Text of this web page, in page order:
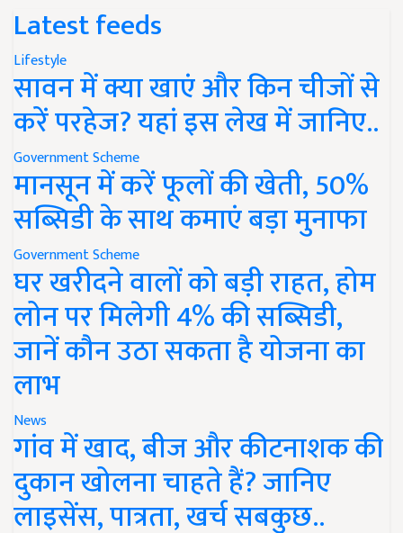
Latest feeds
Lifestyle
सावन में क्या खाएं और किन चीजों से
करें परहेज? यहां इस लेख में जानिए..
Government Scheme
मानसून में करें फूलों की खेती, 50%
सब्सिडी के साथ कमाएं बड़ा मुनाफा
Government Scheme
घर खरीदने वालों को बड़ी राहत, होम
लोन पर मिलेगी 4% की सब्सिडी,
जानें कौन उठा सकता है योजना का
लाभ
News
गांव में खाद, बीज और कीटनाशक की
दुकान खोलना चाहते हैं? जानिए
लाइसेंस, पात्रता, खर्च सबकुछ..